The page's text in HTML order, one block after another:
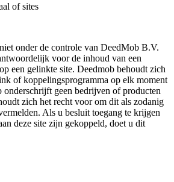
of sites
onder de controle van DeedMob B.V.
voor de inhoud van een
een gelinkte site. Deedmob behoudt zich
of koppelingsprogramma op elk moment
onderschrijft geen bedrijven of producten
zich het recht voor om dit als zodanig
Als u besluit toegang te krijgen
deze site zijn gekoppeld, doet u dit